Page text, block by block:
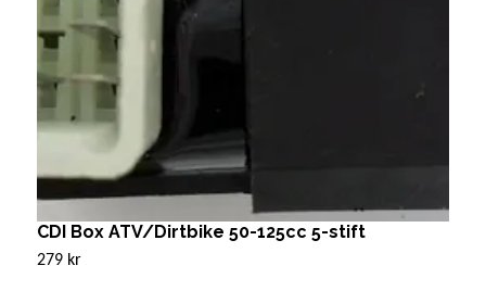
CDI Box ATV/Dirtbike 50-125cc 5-stift
279 kr